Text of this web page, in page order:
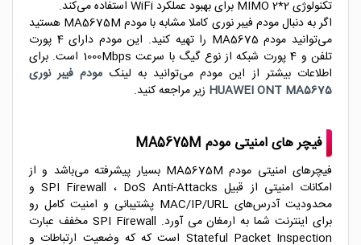
تکنولوژی MIMO 2*2 برای بهبود عملکرد WiFi استفاده می‌کند.
اگر به دنبال مودم فیبر نوری کاملا مشابه با مودم MA5675M هستید
می‌توانید مودم MA5675 را تهیه کنید. این مودم دارای 4 پورت
تلفن و 4 پورت شبکه از نوع گیگ با سرعت 1000Mbps است. برای
اطلاعات بیشتر از این مودم می‌توانید به لینک مودم فیبر نوری
HUAWEI ONT MA5675 زیر مراجعه کنید.
فیچر های امنیتی مودم MA5675M
فیچرهای امنیتی مودم MA5675M بسیار پیشرفته می‌باشد و از
امکانات امنیتی از قبیل SPI Firewall ، DoS Anti-Attacks و
محدودیت آدرس‌های MAC/IP/URL پشتیبانی و امنیت کامل رو
برای اینترنت شما به ارمغان می آورد. SPI Firewall مخفف عبارت
Stateful Packet Inspection است که که وضعیت ارتباطات و